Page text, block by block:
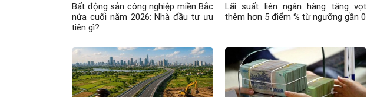
Bất động sản công nghiệp miền Bắc
nửa cuối năm 2026: Nhà đầu tư ưu
tiên gì?
Lãi suất liên ngân hàng tăng vọt
thêm hơn 5 điểm % từ ngưỡng gần 0